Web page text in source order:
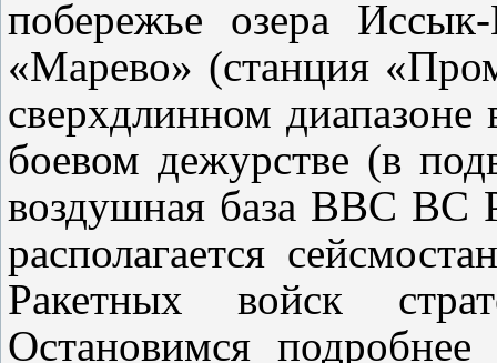
побережье озера
«Марево» (станция
сверхдлинном
боевом дежурстве (в
воздушная база ВВС ВС
располагается
Ракетных войск
Остановимся